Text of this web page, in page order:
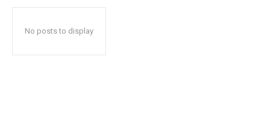
No posts to display